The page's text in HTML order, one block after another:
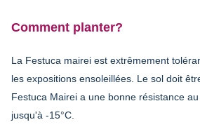
Comment planter?
La Festuca mairei est extrêmement
les expositions ensoleillées. Le sol doit
Festuca Mairei a une bonne résistance
jusqu'à -15°C.